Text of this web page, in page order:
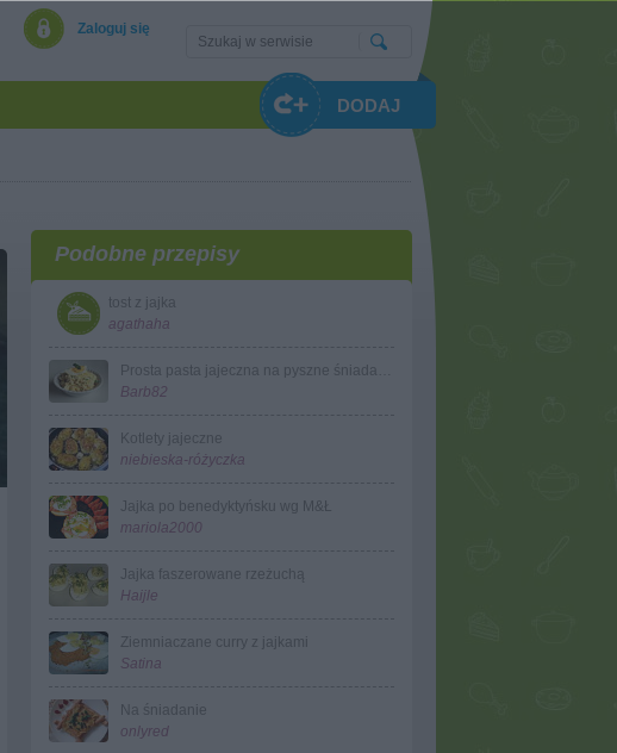
Zaloguj się
DODAJ
Podobne przepisy
tost z jajka
agathaha
Barb82
Kotlety jajeczne
niebieska-różyczka
Jajka po benedyktyńsku wg M&Ł
mariola2000
Jajka faszerowane rzeżuchą
Haijle
Ziemniaczane curry z jajkami
Satina
Na śniadanie
onlyred